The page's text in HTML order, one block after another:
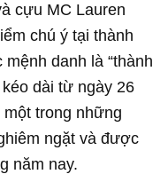
cựu MC Lauren
chú ý tại thành
danh là “thành
dài từ ngày 26
trong những
ngặt và được
năm nay.